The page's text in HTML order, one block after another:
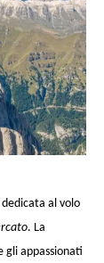
dedicata al volo
. La
gli appassionati